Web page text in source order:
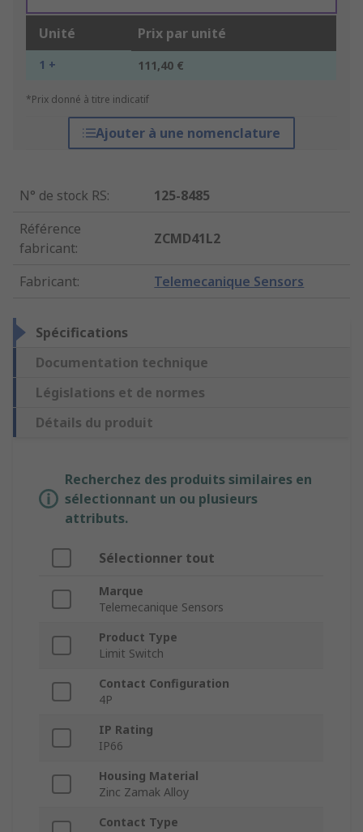
Unité Prix par unité
1 + 111,40 €
*Prix donné à titre indicatif
Ajouter à une nomenclature
N° de stock RS:
125-8485
Référence
fabricant:
ZCMD41L2
Fabricant: Telemecanique Sensors
Spécifications
Documentation technique
Législations et de normes
Détails du produit
Recherchez des produits similaires en
sélectionnant un ou plusieurs
attributs.
Sélectionner tout
Marque
Telemecanique Sensors
Product Type
Limit Switch
Contact Configuration
4P
IP Rating
IP66
Housing Material
Zinc Zamak Alloy
Contact Type